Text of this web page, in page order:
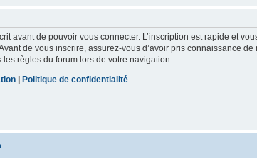
avant de pouvoir vous connecter. L’inscription est rapide et
de vous inscrire, assurez-vous d’avoir pris connaissance
les règles du forum lors de votre navigation.
Politique de confidentialité